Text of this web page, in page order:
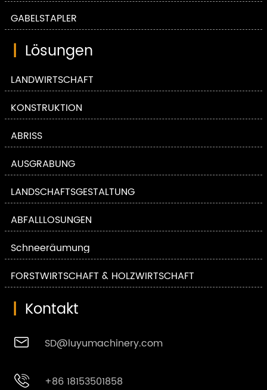
GABELSTAPLER
| Lösungen
LANDWIRTSCHAFT
KONSTRUKTION
ABRISS
AUSGRABUNG
LANDSCHAFTSGESTALTUNG
ABFALLLÖSUNGEN
Schneeräumung
FORSTWIRTSCHAFT & HOLZWIRTSCHAFT
| Kontakt
 SD@luyumachinery.com
 +86 18153501858